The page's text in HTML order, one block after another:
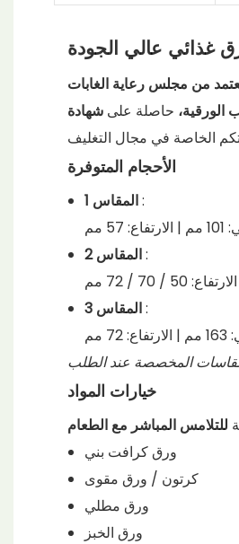
غذائي عالي الجودة
من مجلس رعاية الغابات
حاصلة على
الأحجام المتوفرة
المقاس 1:
المقاس 2:
المقاس 3:
خيارات المواد
للتلامس المباشر مع الطعام
ورق كرافت بني
كرتون / ورق مقوى
ورق مطلي
ورق الخبز